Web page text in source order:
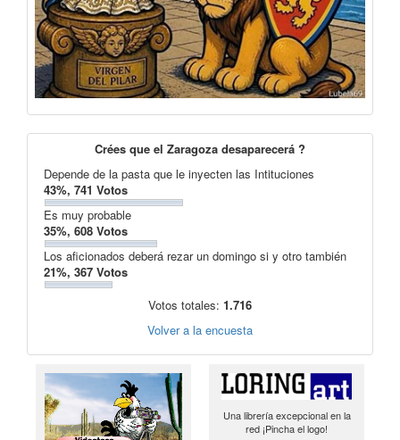
Crées que el Zaragoza desaparecerá ?
Depende de la pasta que le inyecten las Intituciones
43%, 741 Votos
Es muy probable
35%, 608 Votos
Los aficionados deberá rezar un domingo si y otro también
21%, 367 Votos
Votos totales: 1.716
Volver a la encuesta
Una librería excepcional en la
red ¡Pincha el logo!